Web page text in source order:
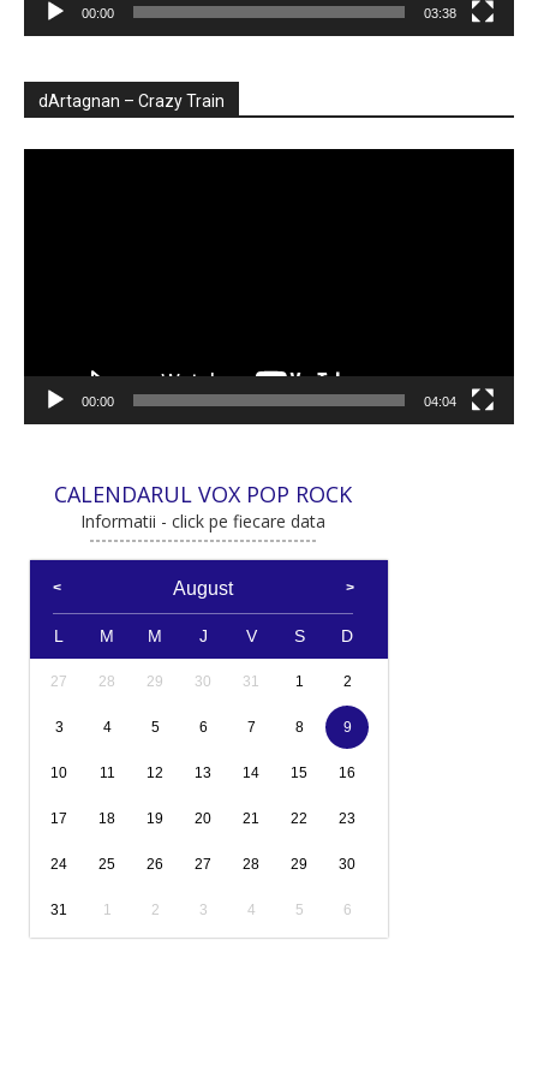
00:00 03:38
dArtagnan – Crazy Train
00:00 04:04
CALENDARUL VOX POP ROCK
Informatii - click pe fiecare data
August
L M M J V S D
27 28 29 30 31 1 2
3 4 5 6 7 8 9
10 11 12 13 14 15 16
17 18 19 20 21 22 23
24 25 26 27 28 29 30
31 1 2 3 4 5 6